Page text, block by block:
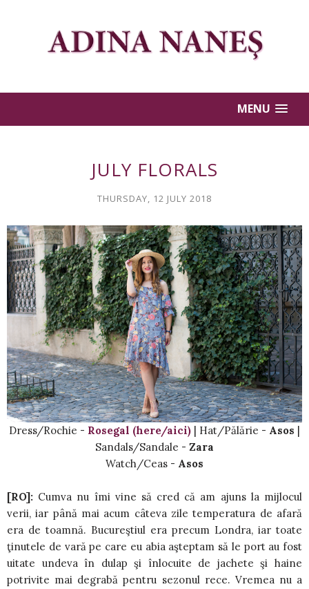
MENU
JULY FLORALS
THURSDAY, 12 JULY 2018
Dress/Rochie - Rosegal (here/aici) | Hat/Pălărie - Asos
Sandals/Sandale - Zara
Watch/Ceas - Asos
[RO]: Cumva nu îmi vine să cred că am ajuns la mijlocul
verii, iar până mai acum câteva zile temperatura de afară
era de toamnă. Bucureştiul era precum Londra, iar toate
ţinutele de vară pe care eu abia aşteptam să le port au fost
uitate undeva în dulap şi înlocuite de jachete şi haine
potrivite mai degrabă pentru sezonul rece. Vremea nu a